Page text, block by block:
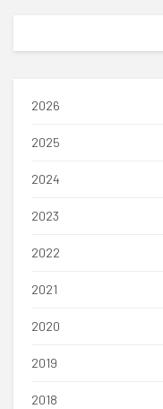
2026
2025
2024
2023
2022
2021
2020
2019
2018